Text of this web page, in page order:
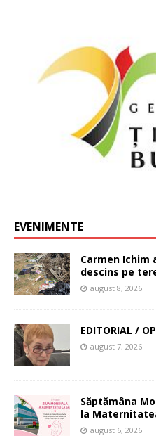
EVENIMENTE
Carmen Ichim
descins pe
august 8, 2026
EDITORIAL /
august 7, 2026
Săptămâna
la
august 6, 2026